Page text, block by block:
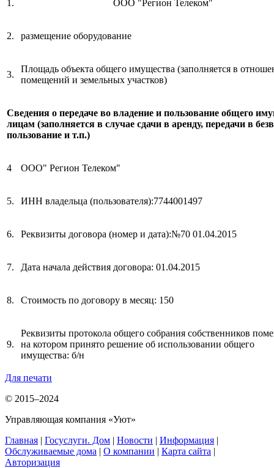
1. ООО "Регион Телеком"
2. размещение оборудование
3.
Площадь объекта общего имущества (заполняется в
помещений и земельных участков)
Сведения о передаче во владение и пользование общего
лицам (заполняется в случае сдачи в аренду, передачи в
пользование и т.п.)
4 ООО" Регион Телеком"
5. ИНН владельца (пользователя):7744001497
6. Реквизиты договора (номер и дата):№70 01.04.2015
7. Дата начала действия договора: 01.04.2015
8. Стоимость по договору в месяц: 150
9.
Реквизиты протокола общего собрания собственников
на котором принято решение об использовании общего
имущества: б/н
Для печати
© 2015–2024
Управляющая компания «Уют»
Главная | Госуслуги. Дом | Новости | Информация |
Обслуживаемые дома | О компании | Карта сайта |
Авторизация